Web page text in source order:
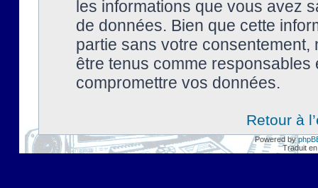
les informations que vous avez
de données. Bien que cette
partie sans votre
être tenus comme
compromettre vos données.
Retour à
Powered by
Traduit